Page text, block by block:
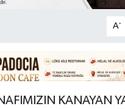
A-
KANAYAN